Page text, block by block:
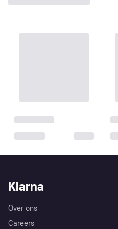
Klarna
Over ons
Careers